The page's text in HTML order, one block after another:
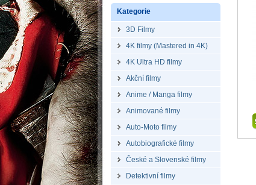
Kategorie
3D Filmy
4K filmy (Mastered in 4K)
4K Ultra HD filmy
Akční filmy
Anime / Manga filmy
Animované filmy
Auto-Moto filmy
Autobiografické filmy
České a Slovenské filmy
Detektivní filmy